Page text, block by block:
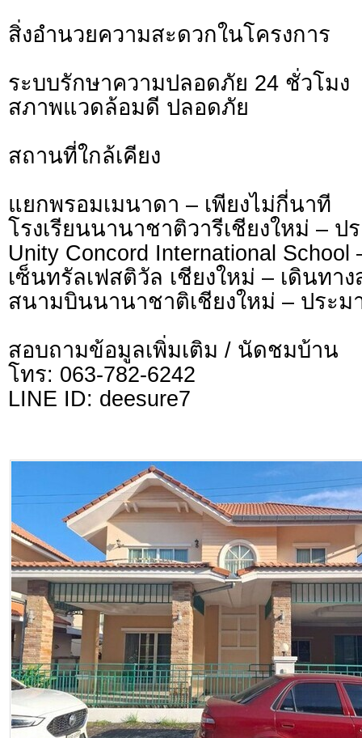
สิ่งอำนวยความสะดวกในโครงการ
ระบบรักษาความปลอดภัย 24 ชั่วโมง
สภาพแวดล้อมดี ปลอดภัย
สถานที่ใกล้เคียง
แยกพรอมเมนาดา – เพียงไม่กี่นาที
โรงเรียนนานาชาติวารีเชียงใหม่ –
Unity Concord International
เซ็นทรัลเฟสติวัล เชียงใหม่ – เดินทา
สนามบินนานาชาติเชียงใหม่ – ประ
สอบถามข้อมูลเพิ่มเติม / นัดชมบ้าน
โทร: 063-782-6242
LINE ID: deesure7